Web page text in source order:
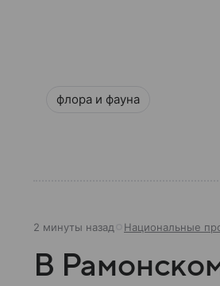
флора и фауна
2 минуты назад Национальные
В